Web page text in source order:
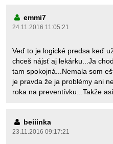
emmi7
24.11.2016 11:05:21
Veď to je logické predsa keď
chceš nájsť aj lekárku...Ja
tam spokojná...Nemala som
je pravda že ja problémy ani
roka na preventívku...Takže asi
beiiinka
23.11.2016 09:17:21